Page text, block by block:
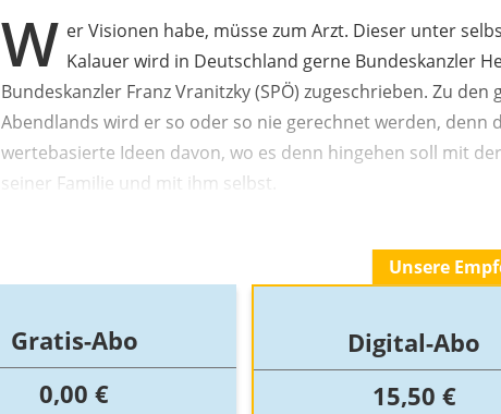
W er Visionen habe, müsse zum Arzt. Dieser unter
Kalauer wird in Deutschland gerne Bundeskanzler
Bundeskanzler Franz Vranitzky (SPÖ) zugeschrieben. Zu
Abendlands wird er so oder so nie gerechnet werden, denn
wertebasierte Ideen davon, wo es denn hingehen soll mit
seiner Familie und mit ihm selbst.
Gratis-Abo
0,00 €
Unsere
Digital-Abo
15,50 €